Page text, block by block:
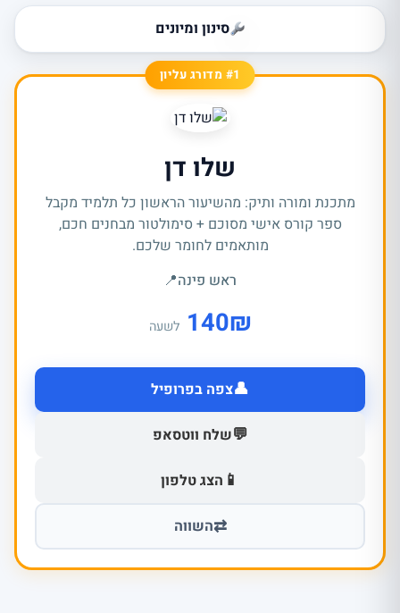
סינון ומיונים
#1 מדורג עליון
שלו דן
מתכנת ומורה ותיק: מהשיעור הראשון כל תלמיד מקבל
ספר קורס אישי מסוכם + סימולטור מבחנים חכם,
מותאמים לחומר שלכם.
ראש פינה📍
₪
140 לשעה
👤צפה בפרופיל
💬שלח ווטסאפ
📱 הצג טלפון
⇄השווה